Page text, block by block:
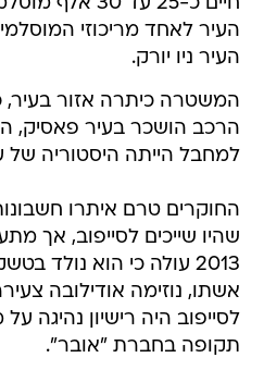
העיר לאחד מריכוזי
העיר ניו יורק.
המשטרה כיתרה אזור בעיר,
הרכב הושכר בעיר פאסיק,
למחבל הייתה היסטוריה של
החוקרים טרם איתרו
שהיו שייכים לסייפוב, אך
2013 עולה כי הוא נולד
אשתו, נוזימה אודילובה
לסייפוב היה רישיון נהיגה
תקופה בחברת "אובר".